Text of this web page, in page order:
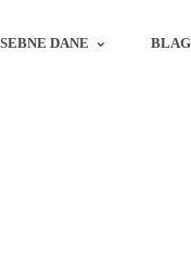
DANE